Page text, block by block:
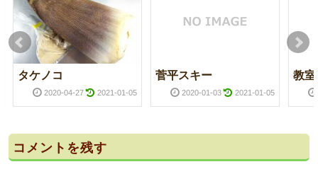
タケノコ
2020-04-27 2021-01-05
菅平スキー
2020-01-03 2021-01-05
教
コメントを残す